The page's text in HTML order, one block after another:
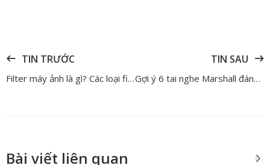
TIN TRƯỚC
Filter máy ảnh là gì? Các loại filter cho máy ảnh và cách chọn chính xác
TIN SAU
Gợi ý 6 tai nghe Marshall đáng mua nhất năm 2026 - Review chi tiết
Bài viết liên quan